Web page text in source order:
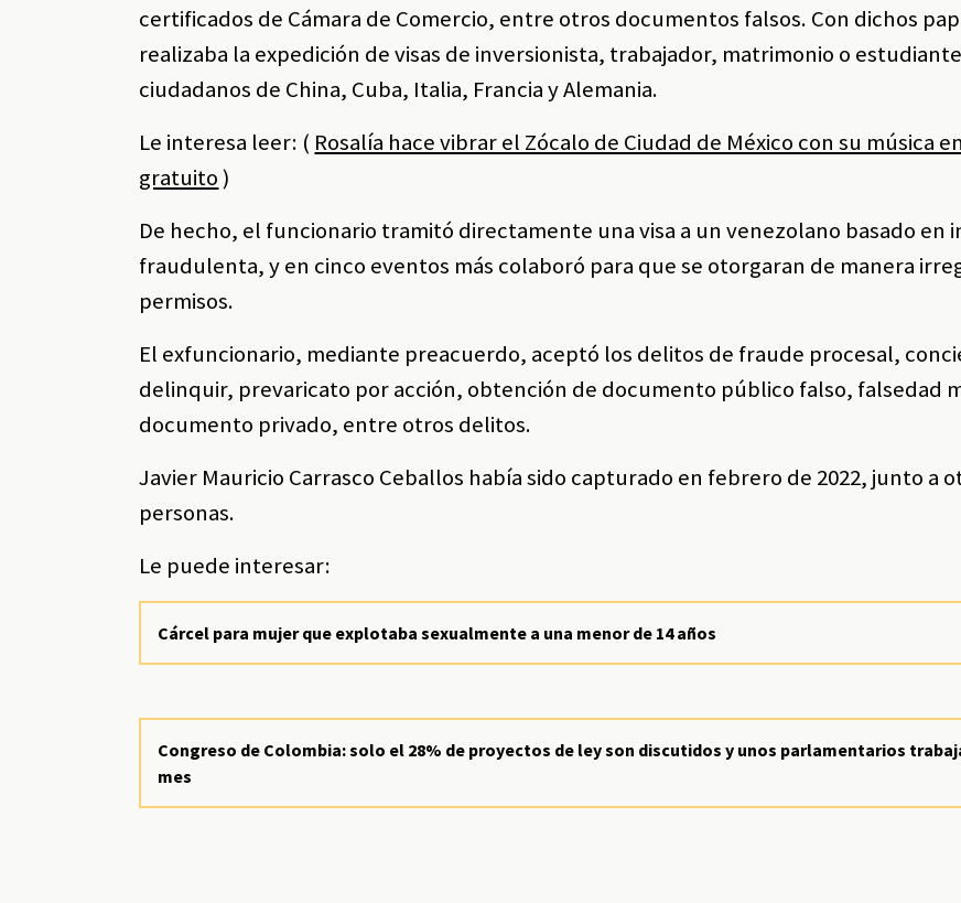
certificados de Cámara de Comercio, entre otros documentos falsos. Con dichos
realizaba la expedición de visas de inversionista, trabajador, matrimonio o
ciudadanos de China, Cuba, Italia, Francia y Alemania.
Le interesa leer: ( Rosalía hace vibrar el Zócalo de Ciudad de México con su música
gratuito)
De hecho, el funcionario tramitó directamente una visa a un venezolano basado en
fraudulenta, y en cinco eventos más colaboró para que se otorgaran de manera
permisos.
El exfuncionario, mediante preacuerdo, aceptó los delitos de fraude procesal,
delinquir, prevaricato por acción, obtención de documento público falso, falsedad
documento privado, entre otros delitos.
Javier Mauricio Carrasco Ceballos había sido capturado en febrero de 2022, junto a
personas.
Le puede interesar:
Cárcel para mujer que explotaba sexualmente a una menor de 14 años
Congreso de Colombia: solo el 28% de proyectos de ley son discutidos y unos parlamentarios
mes